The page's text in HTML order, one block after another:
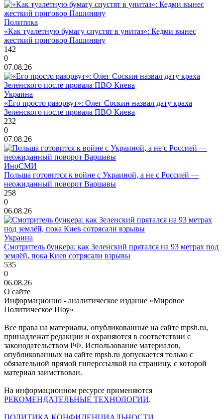
Политика
«Как туалетную бумагу спустят в унитаз»: Кедми вынес
жесткий приговор Пашиняну
142
0
07.08.26
Украина
«Его просто разорвут»: Олег Соскин назвал дату краха
Зеленского после провала ПВО Киева
232
0
07.08.26
ИноСМИ
Польша готовится к войне с Украиной, а не с Россией —
неожиданный поворот Варшавы
258
0
06.08.26
Украина
Смотритель бункера: как Зеленский прятался на 93 метрах под
землёй, пока Киев сотрясали взрывы
535
0
06.08.26
О сайте
Информационно - аналитическое издание «Мировое
Политическое Шоу»
Все права на материалы, опубликованные на сайте mpsh.ru,
принадлежат редакции и охраняются в соответствии с
законодательством РФ. Использование материалов,
опубликованных на сайте mpsh.ru допускается только с
обязательной прямой гиперссылкой на страницу, с которой
материал заимствован.
На информационном ресурсе применяются
РЕКОМЕНДАТЕЛЬНЫЕ ТЕХНОЛОГИИ.
ПОЛИТИКА КОНФИДЕНЦИАЛЬНОСТИ